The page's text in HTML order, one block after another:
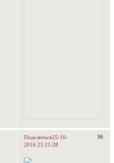
Поделиться 36
25-10-
2016 21:21:28